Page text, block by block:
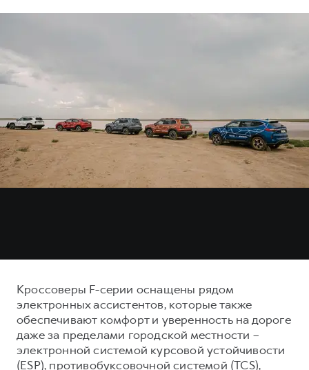
Коллекция CITY
Коллекция Детская
Коллекция Базовая
Кроссоверы F-серии оснащены рядом
электронных ассистентов, которые также
обеспечивают комфорт и уверенность на дороге
даже за пределами городской местности –
электронной системой курсовой устойчивости
(ESP), противобуксовочной системой (TCS),